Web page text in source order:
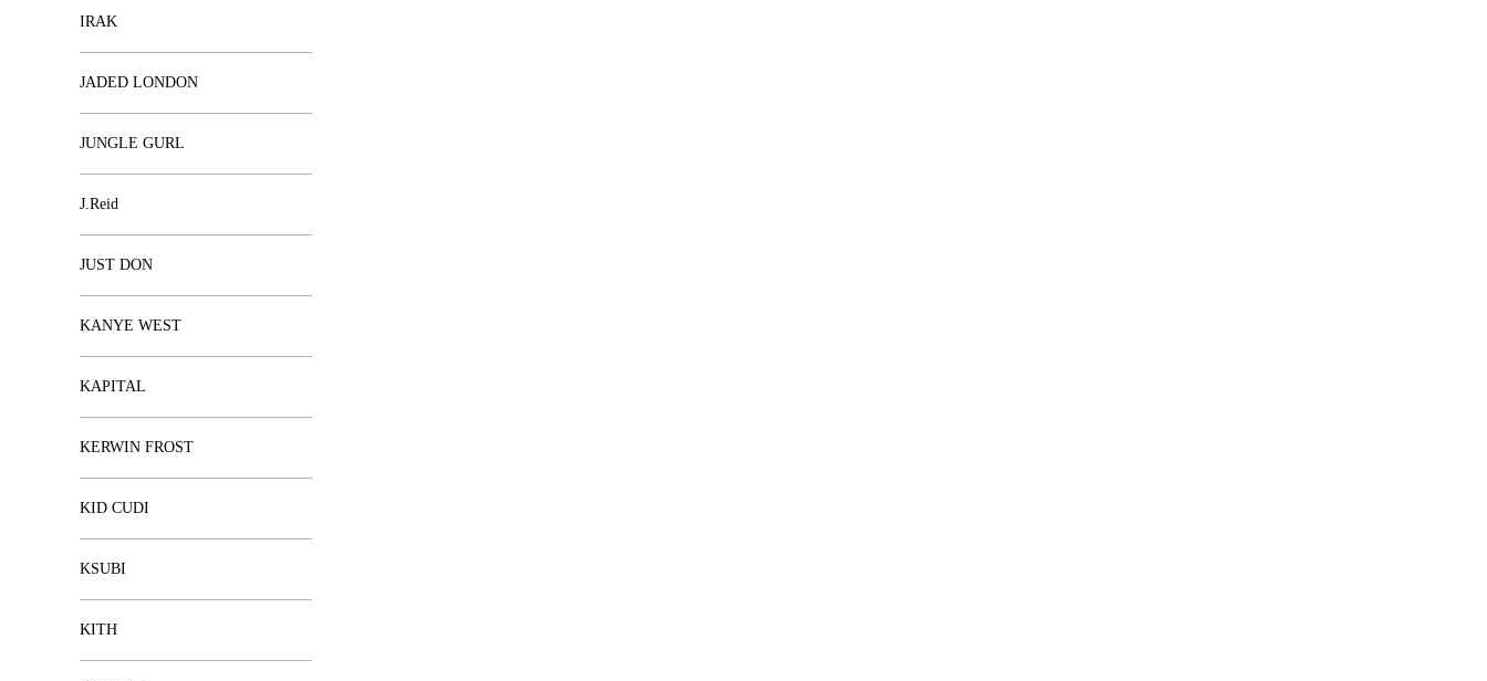
IRAK
JADED LONDON
JUNGLE GURL
J.Reid
JUST DON
KANYE WEST
KAPITAL
KERWIN FROST
KID CUDI
KSUBI
KITH